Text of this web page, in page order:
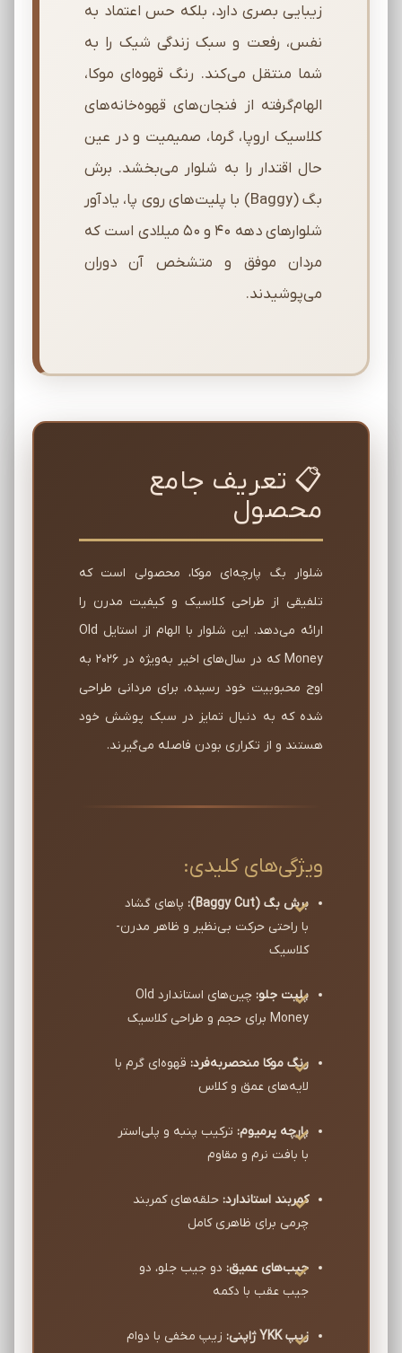
زیبایی بصری دارد، بلکه حس اعتماد به
نفس، رفعت و سبک زندگی شیک را به
شما منتقل می‌کند. رنگ قهوه‌ای موکا،
الهام‌گرفته از فنجان‌های قهوه‌خانه‌های
کلاسیک اروپا، گرما، صمیمیت و در عین
حال اقتدار را به شلوار می‌بخشد. برش
بگ (Baggy) با پلیت‌های روی پا، یادآور
شلوارهای دهه ۴۰ و ۵۰ میلادی است که
مردان موفق و متشخص آن دوران
می‌پوشیدند.
📋 تعریف جامع
محصول
شلوار بگ پارچه‌ای موکا، محصولی است که
تلفیقی از طراحی کلاسیک و کیفیت مدرن را
ارائه می‌دهد. این شلوار با الهام از استایل Old
Money که در سال‌های اخیر به‌ویژه در 2026 به
اوج محبوبیت خود رسیده، برای مردانی طراحی
شده که به دنبال تمایز در سبک پوشش خود
هستند و از تکراری بودن فاصله می‌گیرند.
ویژگی‌های کلیدی:
برش بگ (Baggy Cut):
پاهای گشاد
با راحتی حرکت بی‌نظیر و ظاهر مدرن-
کلاسیک
پلیت جلو:
چین‌های استاندارد Old
Money برای حجم و طراحی کلاسیک
رنگ موکا منحصربه‌فرد: قهوه‌ای گرم با
لایه‌های عمق و کلاس
پارچه پرمیوم: ترکیب پنبه و پلی‌استر
با بافت نرم و مقاوم
کمربند استاندارد: حلقه‌های کمربند
چرمی برای ظاهری کامل
جیب‌های عمیق: دو جیب جلو، دو
جیب عقب با دکمه
زیپ YKK ژاپنی:
زیپ مخفی با دوام